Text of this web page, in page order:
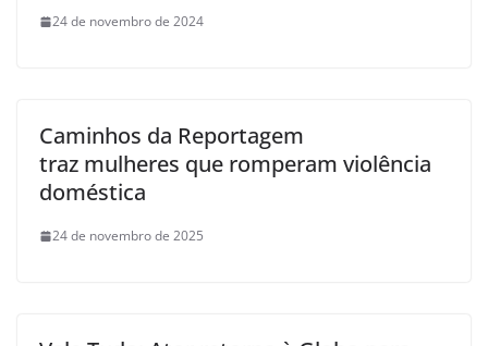
24 de novembro de 2024
Caminhos da Reportagem
traz mulheres que romperam violência
doméstica
24 de novembro de 2025